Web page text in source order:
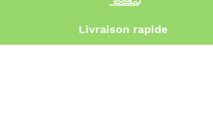
Livraison rapide